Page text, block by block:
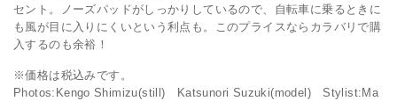
セント。ノーズパッドがしっかりしているので、自転車に乗るときに
も風が目に入りにくいという利点も。このプライスならカラバリで購
入するのも余裕！
※価格は税込みです。
Photos:Kengo Shimizu(still) Katsunori Suzuki(model) Stylist:Ma